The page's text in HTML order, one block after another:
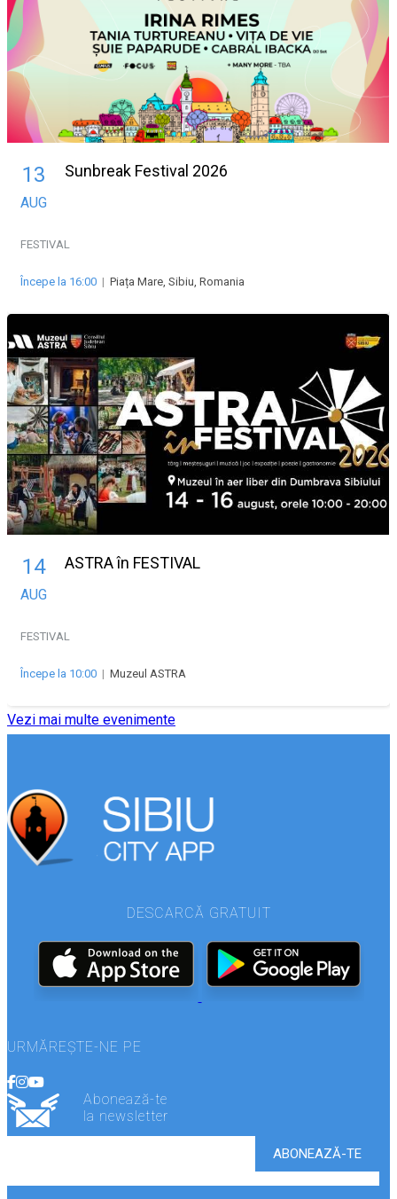
13
AUG
Sunbreak Festival 2026
FESTIVAL
Începe la 16:00 | Piața Mare, Sibiu, Romania
14
AUG
ASTRA în FESTIVAL
FESTIVAL
Începe la 10:00 | Muzeul ASTRA
Vezi mai multe evenimente
DESCARCĂ GRATUIT
URMĂREȘTE-NE PE
Abonează-te
la newsletter